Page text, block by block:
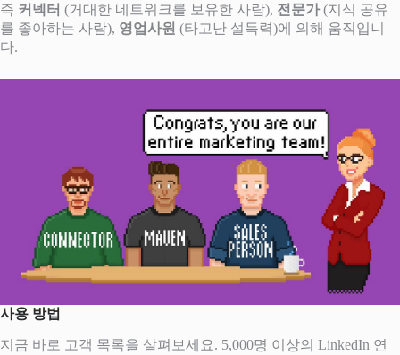
즉 커넥터 (거대한 네트워크를 보유한 사람), 전문가(지식 공유
를 좋아하는 사람), 영업사원 (타고난 설득력)에 의해 움직입니
다.
사용 방법
지금 바로 고객 목록을 살펴보세요. 5,000명 이상의 LinkedIn 연